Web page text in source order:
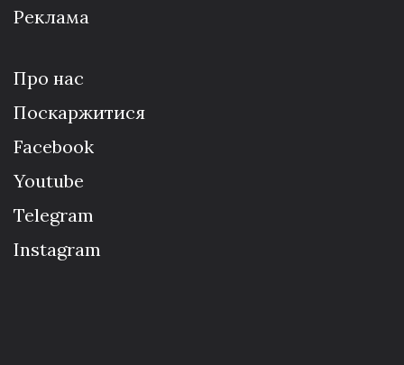
Реклама
Про нас
Поскаржитися
Facebook
Youtube
Telegram
Instagram